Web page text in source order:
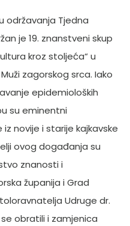
održavanja Tjedna
je 19. znanstveni skup
kroz stoljeća“ u
zagorskog srca. Iako
epidemioloških
su eminentni
novije i starije kajkavske
ovog događanja su
znanosti i
županija i Grad
Udruge dr.
obratili i zamjenica